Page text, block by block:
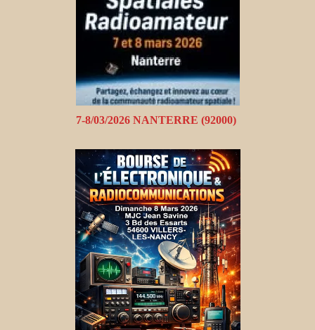
7-8/03/2026 NANTERRE (92000)